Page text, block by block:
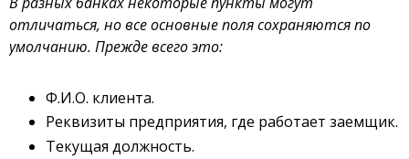
отличаться, но все основные поля сохраняются по
умолчанию. Прежде всего это:
Ф.И.О. клиента.
Реквизиты предприятия, где работает заемщик.
Текущая должность.